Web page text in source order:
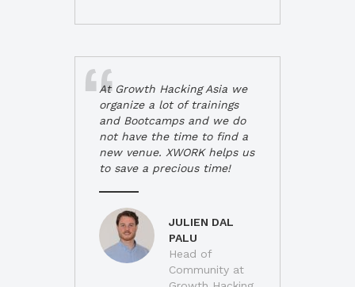
At Growth Hacking Asia we
organize a lot of trainings
and Bootcamps and we do
not have the time to find a
new venue. XWORK helps us
to save a precious time!
JULIEN DAL
PALU
Head of
Community at